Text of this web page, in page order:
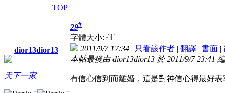
TOP
dior13dior13
天下一家
29#
字體大小: tT
2011/9/7 17:34 | 只看該作者 | 翻譯 | 書面 |
本帖最後由 dior13dior13 於 2011/9/7 23:41
有信心信到而離婚，這是對神信心得最好表